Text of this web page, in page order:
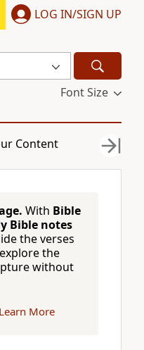
LOG IN/SIGN UP
Font Size
Content
With Bible
Bible notes
the verses
the
without
Learn More